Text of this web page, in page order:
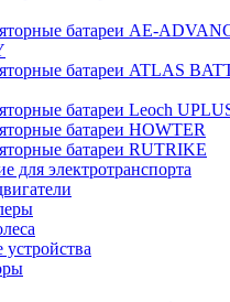
батареи АЕ-
батареи ATLAS
батареи Leoch
батареи HOWTER
батареи RUTRIKE
для электротранспорта
устройства